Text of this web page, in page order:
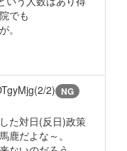
でも
。
2) NG
た対日(反日)政策
鹿だよな～。